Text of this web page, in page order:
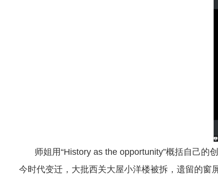
师姐用“History as the opportunity”概括自己
今时代变迁，大批西关大屋小洋楼被拆，遗留的窗